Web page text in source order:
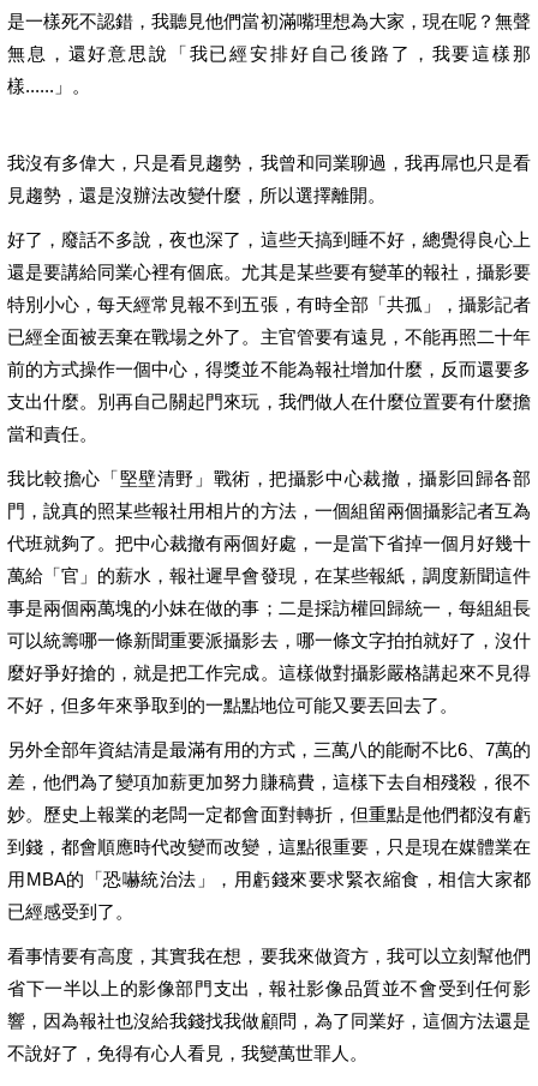
是一樣死不認錯，我聽見他們當初滿嘴理想為大家，現在呢？無聲
無息，還好意思說「我已經安排好自己後路了，我要這樣那
樣......」。
我沒有多偉大，只是看見趨勢，我曾和同業聊過，我再屌也只是看
見趨勢，還是沒辦法改變什麼，所以選擇離開。
好了，廢話不多說，夜也深了，這些天搞到睡不好，總覺得良心上
還是要講給同業心裡有個底。尤其是某些要有變革的報社，攝影要
特別小心，每天經常見報不到五張，有時全部「共孤」，攝影記者
已經全面被丟棄在戰場之外了。主官管要有遠見，不能再照二十年
前的方式操作一個中心，得獎並不能為報社增加什麼，反而還要多
支出什麼。別再自己關起門來玩，我們做人在什麼位置要有什麼擔
當和責任。
我比較擔心「堅壁清野」戰術，把攝影中心裁撤，攝影回歸各部
門，說真的照某些報社用相片的方法，一個組留兩個攝影記者互為
代班就夠了。把中心裁撤有兩個好處，一是當下省掉一個月好幾十
萬給「官」的薪水，報社遲早會發現，在某些報紙，調度新聞這件
事是兩個兩萬塊的小妹在做的事；二是採訪權回歸統一，每組組長
可以統籌哪一條新聞重要派攝影去，哪一條文字拍拍就好了，沒什
麼好爭好搶的，就是把工作完成。這樣做對攝影嚴格講起來不見得
不好，但多年來爭取到的一點點地位可能又要丟回去了。
另外全部年資結清是最滿有用的方式，三萬八的能耐不比6、7萬的
差，他們為了變項加薪更加努力賺稿費，這樣下去自相殘殺，很不
妙。歷史上報業的老闆一定都會面對轉折，但重點是他們都沒有虧
到錢，都會順應時代改變而改變，這點很重要，只是現在媒體業在
用MBA的「恐嚇統治法」，用虧錢來要求緊衣縮食，相信大家都
已經感受到了。
看事情要有高度，其實我在想，要我來做資方，我可以立刻幫他們
省下一半以上的影像部門支出，報社影像品質並不會受到任何影
響，因為報社也沒給我錢找我做顧問，為了同業好，這個方法還是
不說好了，免得有心人看見，我變萬世罪人。